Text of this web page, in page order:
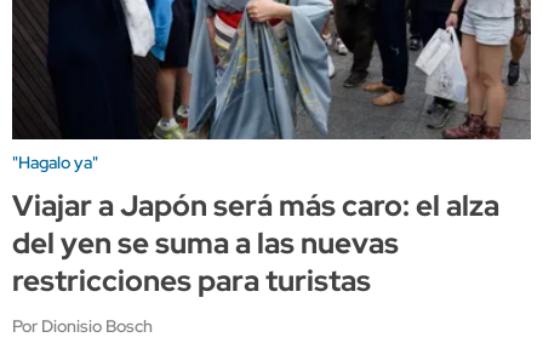
"Hagalo ya"
Viajar a Japón será más caro: el alza
del yen se suma a las nuevas
restricciones para turistas
Por Dionisio Bosch